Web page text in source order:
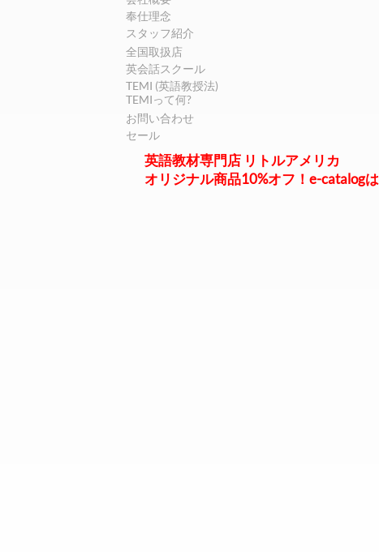
奉仕理念
スタッフ紹介
全国取扱店
英会話スクール
TEMI (英語教授法)
TEMIって何?
お問い合わせ
セール
英語教材専門店 リトルアメリカ
オリジナル商品10%オフ！e-catalogは